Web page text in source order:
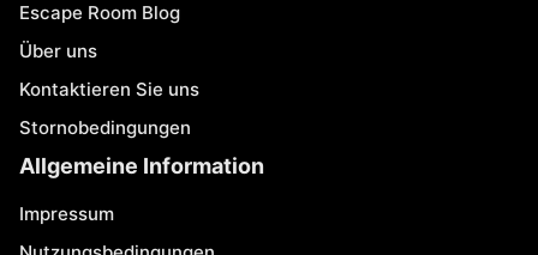
Escape Room Blog
Über uns
Kontaktieren Sie uns
Stornobedingungen
Allgemeine Information
Impressum